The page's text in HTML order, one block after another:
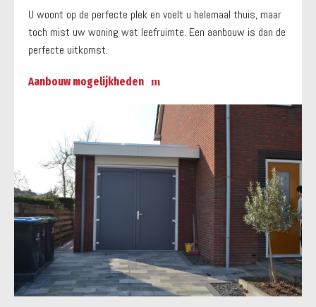
U woont op de perfecte plek en voelt u helemaal thuis, maar
toch mist uw woning wat leefruimte. Een aanbouw is dan de
perfecte uitkomst.
Aanbouw mogelijkheden